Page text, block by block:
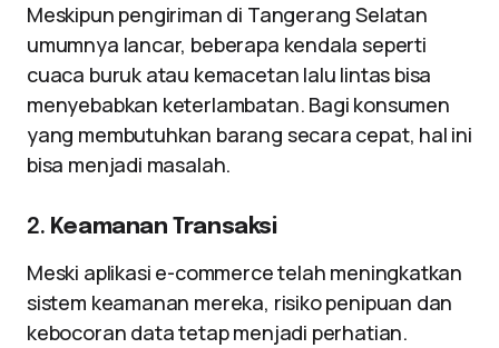
Meskipun pengiriman di Tangerang Selatan
umumnya lancar, beberapa kendala seperti
cuaca buruk atau kemacetan lalu lintas bisa
menyebabkan keterlambatan. Bagi konsumen
yang membutuhkan barang secara cepat, hal ini
bisa menjadi masalah.
2. Keamanan Transaksi
Meski aplikasi e-commerce telah meningkatkan
sistem keamanan mereka, risiko penipuan dan
kebocoran data tetap menjadi perhatian.